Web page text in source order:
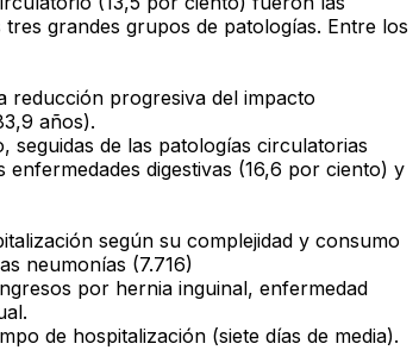
grandes grupos de patologías. Entre los
reducción progresiva del impacto
años).
seguidas de las patologías circulatorias
digestivas (16,6 por ciento) y
según su complejidad y consumo
neumonías (7.716)
por hernia inguinal, enfermedad
de hospitalización (siete días de media).